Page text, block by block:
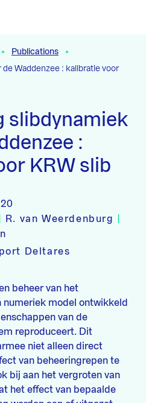
Publications
Waddenzee : kalibratie voor
slibdynamiek
:
KRW slib
R. van Weerdenburg
Deltares
beheer van het
model ontwikkeld
van de
reproduceert. Dit
niet alleen direct
van beheeringrepen te
bij aan het vergroten van
het effect van bepaalde